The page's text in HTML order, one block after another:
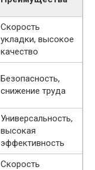
Скорость
укладки, высокое
качество
Безопасность,
снижение труда
Универсальность,
высокая
эффективность
Скорость